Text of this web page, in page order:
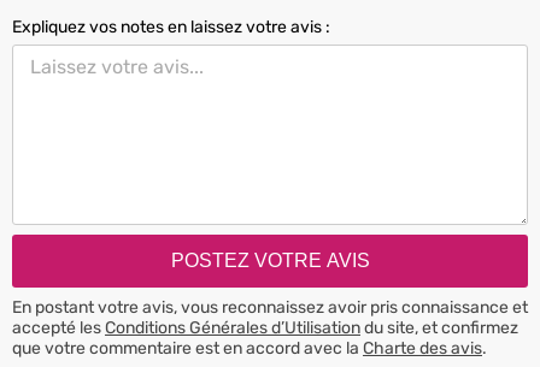
Expliquez vos notes en laissez votre avis :
En postant votre avis, vous reconnaissez avoir pris connaissance et
accepté lesConditions Générales d’Utilisationdu site, et confirmez
que votre commentaire est en accord avec la Charte des avis.